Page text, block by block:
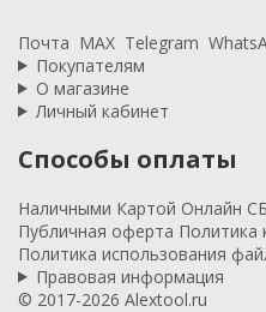
Почта MAX Telegram
Покупателям
О магазине
Личный кабинет
Способы оплаты
Наличными Картой Онлайн
Публичная оферта Политика
Политика использования
Правовая информация
© 2017-2026 Alextool.ru